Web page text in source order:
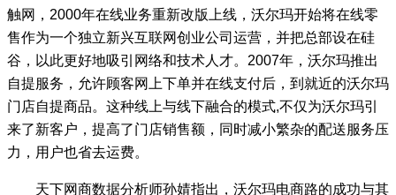
触网，2000年在线业务重新改版上线，沃尔玛开始将在线零
售作为一个独立新兴互联网创业公司运营，并把总部设在硅
谷，以此更好地吸引网络和技术人才。2007年，沃尔玛推出
自提服务，允许顾客网上下单并在线支付后，到就近的沃尔玛
门店自提商品。这种线上与线下融合的模式,不仅为沃尔玛引
来了新客户，提高了门店销售额，同时减小繁杂的配送服务压
力，用户也省去运费。
天下网商数据分析师孙婧指出，沃尔玛电商路的成功与其